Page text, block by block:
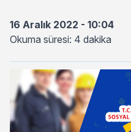
16 Aralık 2022 - 10:04
Okuma süresi: 4 dakika